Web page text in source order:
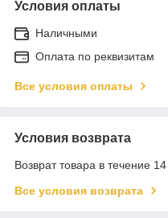
Условия оплаты
Наличными
Оплата по реквизитам
Все условия оплаты
Условия возврата
Возврат товара в течение
Все условия возврата